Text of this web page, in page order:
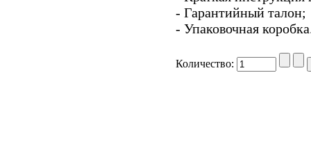
- Гарантийный талон;
- Упаковочная
Количество: